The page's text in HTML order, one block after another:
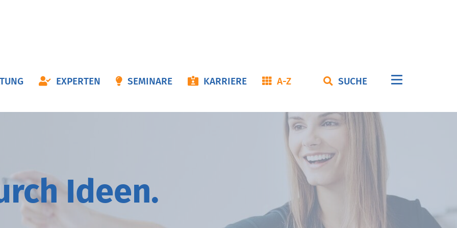
EXPERTEN SEMINARE KARRIERE A-Z SUCHE
Navigation
I deen.